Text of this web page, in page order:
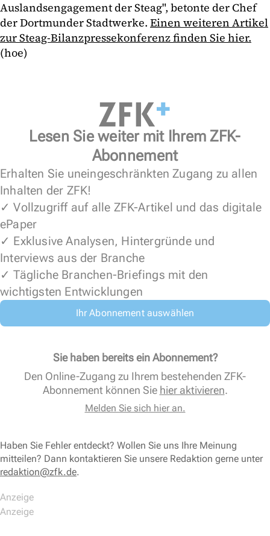
Auslandsengagement der Steag", betonte der Chef
der Dortmunder Stadtwerke. Einen weiteren Artikel
zur Steag-Bilanzpressekonferenz finden Sie hier.
(hoe)
Lesen Sie weiter mit Ihrem ZFK-
Abonnement
Erhalten Sie uneingeschränkten Zugang zu allen
Inhalten der ZFK!
✓ Vollzugriff auf alle ZFK-Artikel und das digitale
ePaper
✓ Exklusive Analysen, Hintergründe und
Interviews aus der Branche
✓ Tägliche Branchen-Briefings mit den
wichtigsten Entwicklungen
Ihr Abonnement auswählen
Sie haben bereits ein Abonnement?
Den Online-Zugang zu Ihrem bestehenden ZFK-
Abonnement können Sie hier aktivieren.
Melden Sie sich hier an.
Haben Sie Fehler entdeckt? Wollen Sie uns Ihre Meinung
mitteilen? Dann kontaktieren Sie unsere Redaktion gerne unter
redaktion@zfk.de.